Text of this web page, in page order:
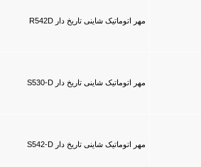
مهر اتوماتیک شاینی تاریخ دار R542D
مهر اتوماتیک شاینی تاریخ دار S530-D
مهر اتوماتیک شاینی تاریخ دار S542-D